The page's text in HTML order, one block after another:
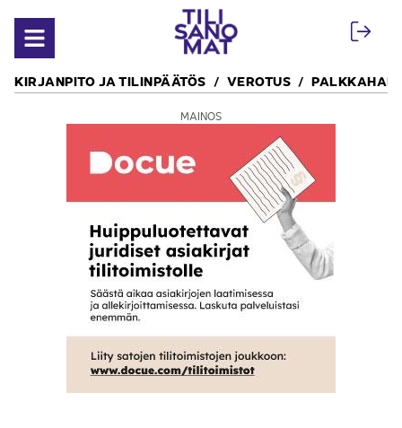
Avaa valikko
KIRJANPITO JA TILINPÄÄTÖS VEROTUS
MAINOS